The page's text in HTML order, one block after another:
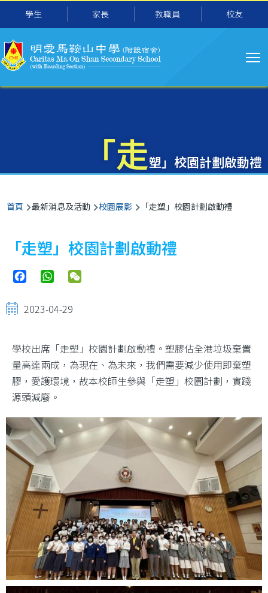
移至主內容
學生 家長 教職員 校友
导
航
「走塑」校園計劃啟動禮
導
航
連
結
首頁 最新消息及活動 校園展影 「走塑」校園計劃啟動禮
「走塑」校園計劃啟動禮
FacebookWhatsApp
2023-04-29
學校出席「走塑」校園計劃啟動禮。塑膠佔全港垃圾棄置
量高達兩成，為現在、為未來，我們需要減少使用即棄塑
膠，愛護環境，故本校師生參與「走塑」校園計劃，實踐
源頭減廢。